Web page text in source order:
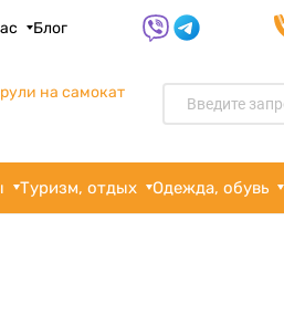
Блог
рули на самокат
Туризм, отдых Одежда, обувь